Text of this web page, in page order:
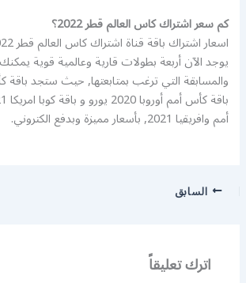
كم سعر اشتراك كاس العالم قطر 2022؟
اسعار اشتراك باقة قناة اشتراك كاس العالم قطر 2022.
يوجد الآن أربعة بطولات قارية وعالمية قوية يمكنك
أمم وافريقيا 2021, بأسعار مميزة وبدفع الكتروني.
السابق
اترك تعليقاً